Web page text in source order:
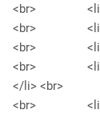
<br>
<br>
<br>
<br>
</li> <br>
<br>